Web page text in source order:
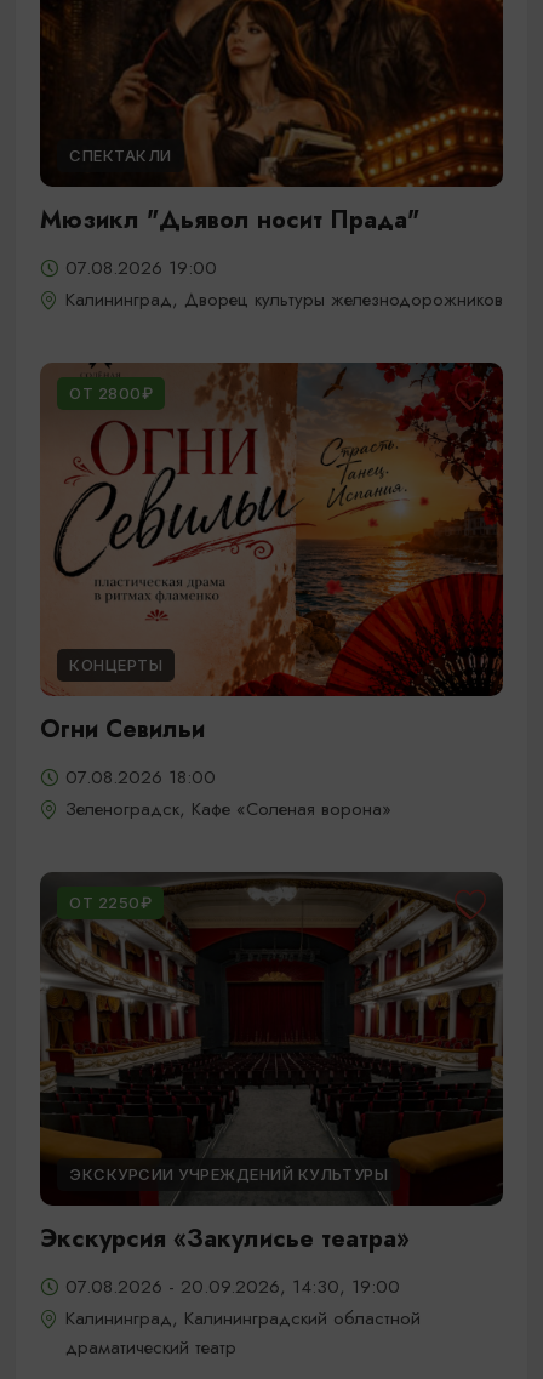
СПЕКТАКЛИ
Мюзикл "Дьявол носит Прада"
07.08.2026 19:00
Калининград, Дворец культуры железнодорожников
ОТ 2800₽
КОНЦЕРТЫ
Огни Севильи
07.08.2026 18:00
Зеленоградск, Кафе «Соленая ворона»
ОТ 2250₽
ЭКСКУРСИИ УЧРЕЖДЕНИЙ КУЛЬТУРЫ
Экскурсия «Закулисье театра»
07.08.2026 - 20.09.2026, 14:30, 19:00
Калининград, Калининградский областной
драматический театр